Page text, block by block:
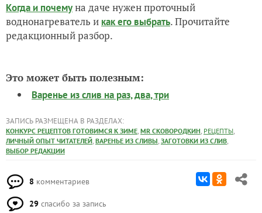
Когда и почемуна даче нужен проточный
воднонагреватель и как его выбрать. Прочитайте
редакционный разбор.
Это может быть полезным:
Варенье из слив на раз, два, три
ЗАПИСЬ РАЗМЕЩЕНА В РАЗДЕЛАХ:
КОНКУРС РЕЦЕПТОВ ГОТОВИМСЯ К ЗИМЕ, MR СКОВОРОДКИН, РЕЦЕПТЫ,
ЛИЧНЫЙ ОПЫТ ЧИТАТЕЛЕЙ, ВАРЕНЬЕ ИЗ СЛИВЫ, ЗАГОТОВКИ ИЗ СЛИВ,
ВЫБОР РЕДАКЦИИ
8 комментариев
29 спасибо за запись